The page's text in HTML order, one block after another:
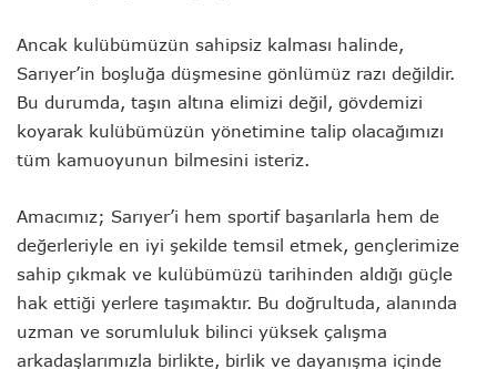
Ancak kulübümüzün sahipsiz kalması halinde,
Sarıyer’in boşluğa düşmesine gönlümüz razı değildir.
Bu durumda, taşın altına elimizi değil, gövdemizi
koyarak kulübümüzün yönetimine talip olacağımızı
tüm kamuoyunun bilmesini isteriz.
Amacımız; Sarıyer’i hem sportif başarılarla hem de
değerleriyle en iyi şekilde temsil etmek, gençlerimize
sahip çıkmak ve kulübümüzü tarihinden aldığı güçle
hak ettiği yerlere taşımaktır. Bu doğrultuda, alanında
uzman ve sorumluluk bilinci yüksek çalışma
arkadaşlarımızla birlikte, birlik ve dayanışma içinde